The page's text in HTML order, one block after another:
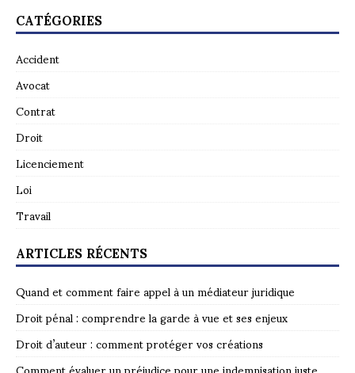
CATÉGORIES
Accident
Avocat
Contrat
Droit
Licenciement
Loi
Travail
ARTICLES RÉCENTS
Quand et comment faire appel à un médiateur juridique
Droit pénal : comprendre la garde à vue et ses enjeux
Droit d’auteur : comment protéger vos créations